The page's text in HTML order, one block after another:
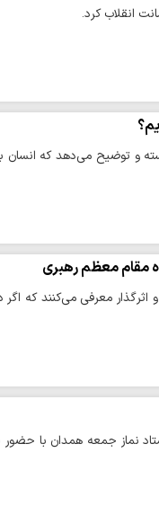
انقلاب کرد.
و توضیح می‌دهد که
مقام معظم رهبری
معرفی می‌کنند که اگر
نماز جمعه همدان با حضور